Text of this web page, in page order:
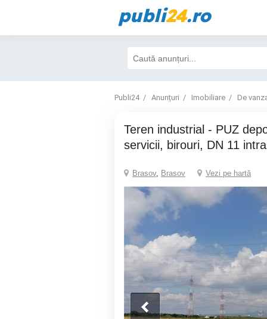
publi24.ro
Publi24 Anunțuri Imobiliare De
Teren industrial - PUZ depozite, prestari
servicii, birouri, DN 11
Brasov, Brasov Vezi pe hartă